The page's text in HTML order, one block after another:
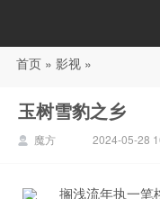
88影视
首页 » 影视 »
玉树雪豹之乡
魔方 2024-05-28
搁浅流年执一笔